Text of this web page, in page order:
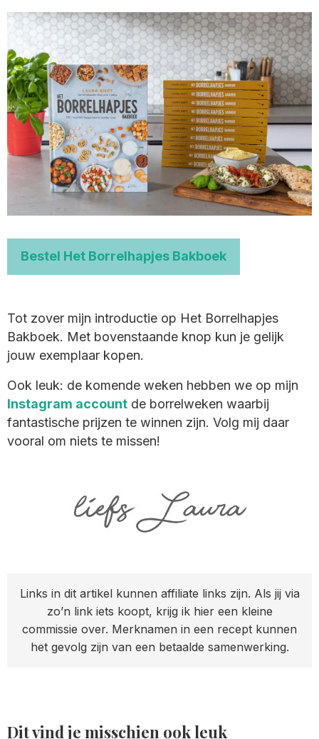
Bestel Het Borrelhapjes Bakboek
Tot zover mijn introductie op Het Borrelhapjes
Bakboek. Met bovenstaande knop kun je gelijk
jouw exemplaar kopen.
Ook leuk: de komende weken hebben we op mijn
Instagram account de borrelweken waarbij
fantastische prijzen te winnen zijn. Volg mij daar
vooral om niets te missen!
Links in dit artikel kunnen affiliate links zijn. Als jij via
zo’n link iets koopt, krijg ik hier een kleine
commissie over. Merknamen in een recept kunnen
het gevolg zijn van een betaalde samenwerking.
Dit vind je misschien ook leuk